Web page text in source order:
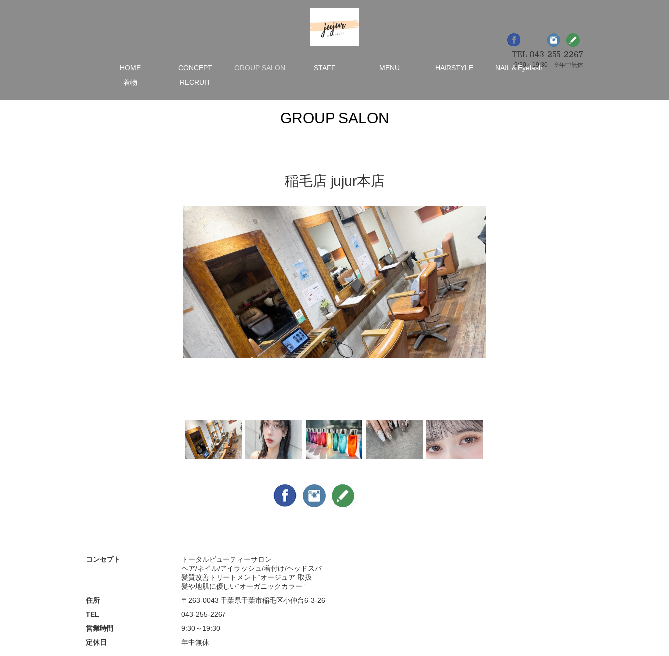
HOME CONCEPT GROUP SALON STAFF MENU HAIRSTYLE
NAIL＆Eyelash
着物
RECRUIT
TEL 043-255-2267
9:30～19:30 ※年中無休
GROUP SALON
稲毛店 jujur本店
コンセプト
トータルビューティーサロン
ヘア/ネイル/アイラッシュ/着付け/ヘッドスパ
髪質改善トリートメント“オージュア”取扱
髪や地肌に優しい“オーガニックカラー”
住所
〒263-0043 千葉県千葉市稲毛区小仲台6-3-26
TEL
043-255-2267
営業時間
9:30～19:30
定休日
年中無休